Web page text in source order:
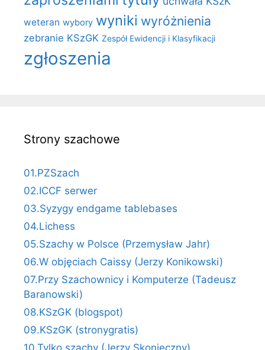
weteran wybory wyniki wyróżnienia
zebranie KSzGK Zespół Ewidencji i Klasyfikacji
zgłoszenia
Strony szachowe
01.PZSzach
02.ICCF serwer
03.Syzygy endgame tablebases
04.Lichess
05.Szachy w Polsce (Przemysław Jahr)
06.W objęciach Caissy (Jerzy Konikowski)
07.Przy Szachownicy i Komputerze (Tadeusz
Baranowski)
08.KSzGK (blogspot)
09.KSzGK (stronygratis)
10.Tylko szachy (Jerzy Skonieczny)